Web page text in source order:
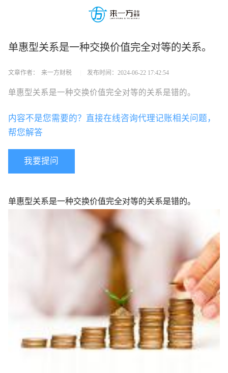
单惠型关系是一种交换价值完全对等的关系。
文章作者： 来一方财税 发布时间：2024-06-22 17:42:54
单惠型关系是一种交换价值完全对等的关系是错的。
我要提问
内容不是您需要的？直接在线咨询代理记账相关问题，
帮您解答
单惠型关系是一种交换价值完全对等的关系是错的。